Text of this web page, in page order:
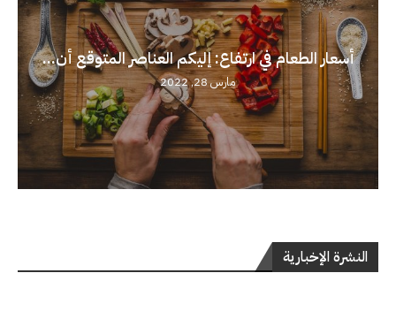
أسعار الطعام في ارتفاع: إليكم العناصر المتوقع أن...
مارس 28, 2022
النشرة الإخبارية